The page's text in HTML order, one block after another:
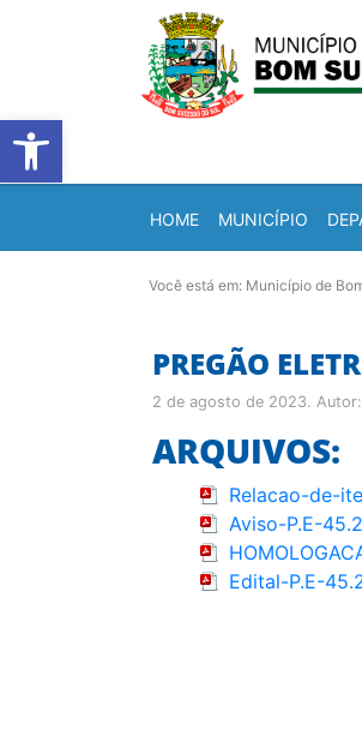
Barra de
HOME MUNICÍPIO
Você está em: Município de
PREGÃO
2 de agosto de 2023. Autor:
ARQUIVOS:
Relacao-de-
Aviso-P.E-
Edital-P.E-